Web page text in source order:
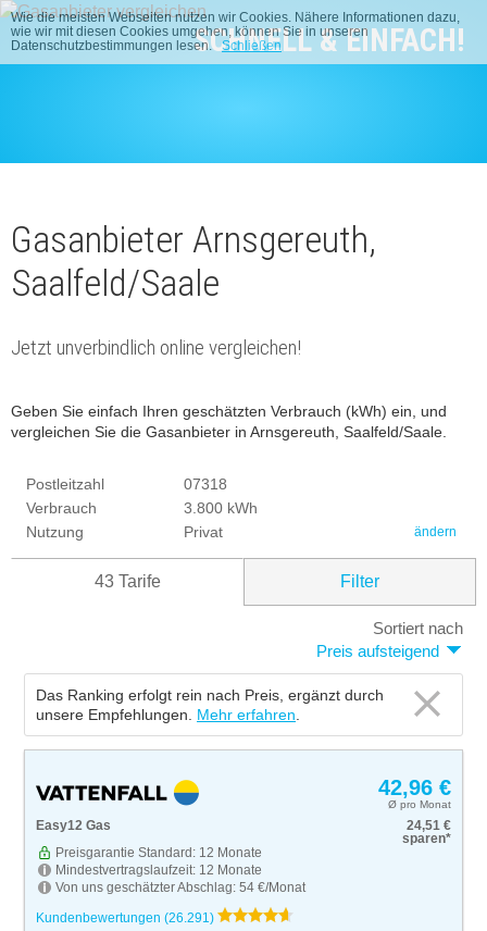
SCHNELL & EINFACH!
Wie die meisten Webseiten nutzen wir Cookies. Nähere Informationen dazu,
wie wir mit diesen Cookies umgehen, können Sie in unseren
Datenschutzbestimmungen lesen.Schließen
Gasanbieter Arnsgereuth,
Saalfeld/Saale
Jetzt unverbindlich online vergleichen!
Geben Sie einfach Ihren geschätzten Verbrauch (kWh) ein, und
vergleichen Sie die Gasanbieter in Arnsgereuth, Saalfeld/Saale.